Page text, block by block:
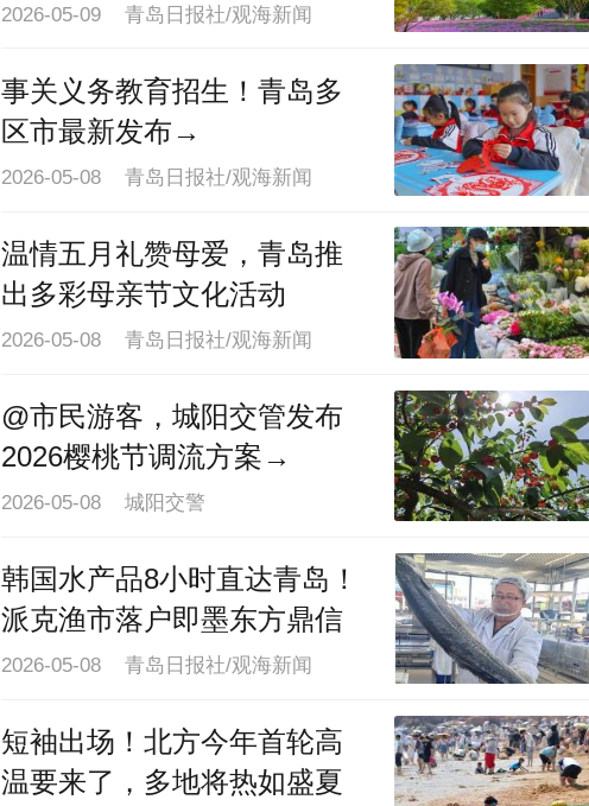
谦“万兽之王”巡回演唱会将在青岛连开6
场。8日的第一场演唱会开始前，温暖的序
曲已在市民健身中心奏响。为了让远道而来
的歌迷在奔赴音乐盛宴的同时全方位感受青
岛的山海魅力与城市温度，演唱会场馆外，
市文化和旅游局设置了专属服务点位。文旅
志愿者热情地向远道而来的歌迷发放青岛文
旅手册、精美旅游地图和特色纪念品，细致
地讲解青岛“票根经济商家联盟”专属优惠，
一份份来自青岛的特别礼物让歌迷直呼“太
贴心”。
早在演唱会前，市文化和旅游局公布了
首批100家演唱会宠粉酒店。其中既包括不
同等级的星级酒店，也有连锁、生活方式等
多种类型酒店，为观演歌迷提供个性化选
择。同时，各酒店结合自身服务特色，推出
面向演唱会观众的优惠和活动。除房价、餐
2026-05-09 青岛日报社/观海新闻
事关义务教育招生！青岛多
区市最新发布→
2026-05-08 青岛日报社/观海新闻
温情五月礼赞母爱，青岛推
出多彩母亲节文化活动
2026-05-08 青岛日报社/观海新闻
@市民游客，城阳交管发布
2026樱桃节调流方案→
2026-05-08 城阳交警
韩国水产品8小时直达青岛！
派克渔市落户即墨东方鼎信
2026-05-08 青岛日报社/观海新闻
短袖出场！北方今年首轮高
温要来了，多地将热如盛夏